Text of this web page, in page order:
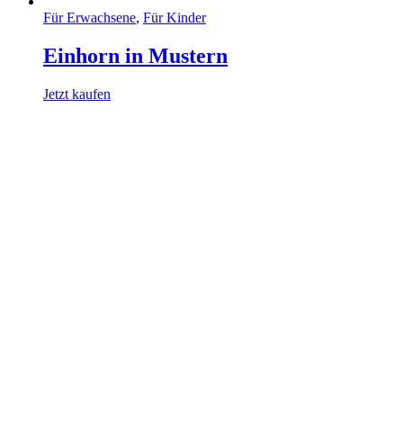
Für Erwachsene, Für Kinder
Einhorn in Mustern
Jetzt kaufen